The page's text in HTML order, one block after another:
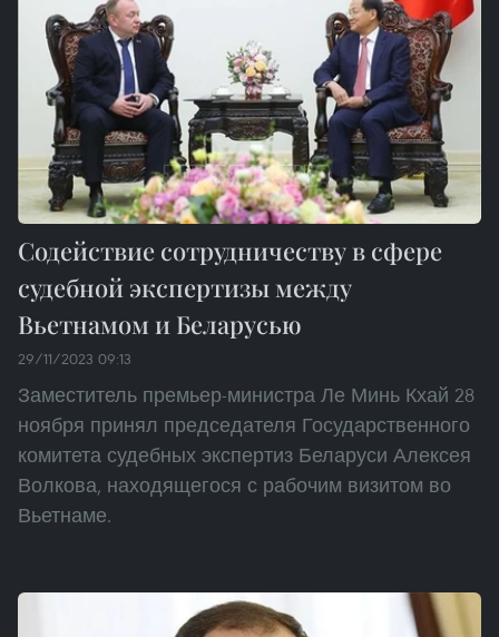
Содействие сотрудничеству в сфере
судебной экспертизы между
Вьетнамом и Беларусью
29/11/2023 09:13
Заместитель премьер-министра Ле Минь Кхай 28
ноября принял председателя Государственного
комитета судебных экспертиз Беларуси Алексея
Волкова, находящегося с рабочим визитом во
Вьетнаме.